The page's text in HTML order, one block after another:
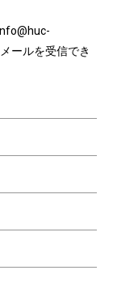
ールを受信でき